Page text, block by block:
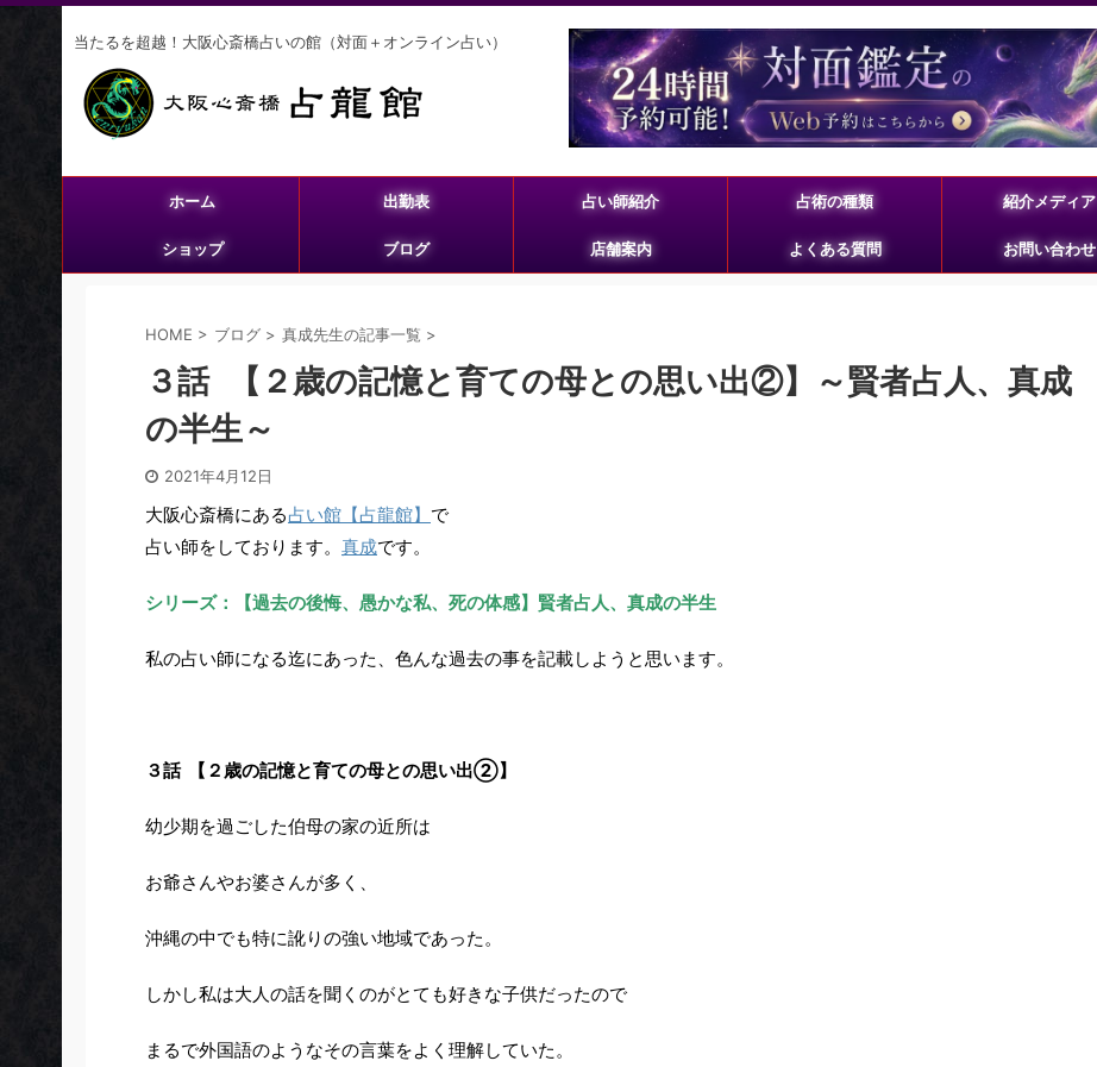
当たるを超越！大阪心斎橋占いの館（対面＋オンライン占い）
ホーム 出勤表 占い師紹介 占術の種類 紹介メディア
ショップ ブログ 店舗案内 よくある質問 お問い合わせ
HOME > ブログ > 真成先生の記事一覧 >
３話 【２歳の記憶と育ての母との思い出②】～賢者占人、真成
の半生～
2021年4月12日
大阪心斎橋にある占い館【占龍館】 で
占い師をしております。 真成です。
シリーズ：【過去の後悔、愚かな私、死の体感】賢者占人、真成の半生
私の占い師になる迄にあった、色んな過去の事を記載しようと思います。
３話 【２歳の記憶と育ての母との思い出②】
幼少期を過ごした伯母の家の近所は
お爺さんやお婆さんが多く、
沖縄の中でも特に訛りの強い地域であった。
しかし私は大人の話を聞くのがとても好きな子供だったので
まるで外国語のようなその言葉をよく理解していた。